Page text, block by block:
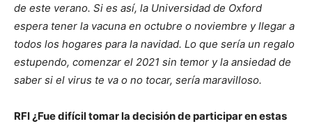
de este verano. Si es así, la Universidad de Oxford
espera tener la vacuna en octubre o noviembre y llegar a
todos los hogares para la navidad. Lo que sería un regalo
estupendo, comenzar el 2021 sin temor y la ansiedad de
saber si el virus te va o no tocar, sería maravilloso.
RFI ¿Fue difícil tomar la decisión de participar en estas